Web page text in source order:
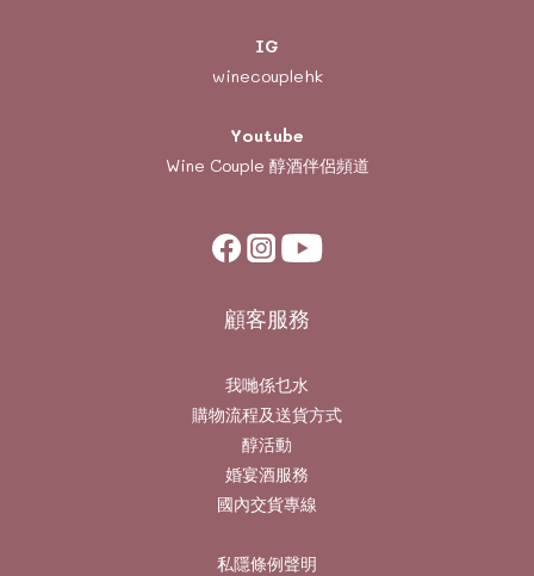
IG
winecouplehk
Youtube
Wine Couple 醇酒伴侶頻道
顧客服務
我哋係乜水
購物流程及送貨方式
醇活動
婚宴酒服務
國內交貨專線
私隱條例聲明